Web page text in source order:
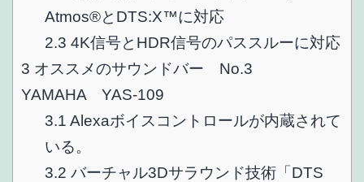
Atmos®とDTS:X™に対応
2.3 4K信号とHDR信号のパススルーに対応
3 オススメのサウンドバー No.3
YAMAHA YAS-109
3.1 Alexaボイスコントロールが内蔵されて
いる。
3.2 バーチャル3Dサラウンド技術「DTS